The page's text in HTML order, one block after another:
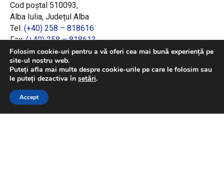
Cod poștal 510093,
Alba Iulia, Județul Alba
Tel: (+40) 258 – 818616
Fax:(+40) 258 – 818613
Email:office@adrcentru.ro
LINK-URI RAPIDE
Consiliul European
Jurnalul Oficial al Uniunii Europene
Folosim cookie-uri pentru a vă oferi cea mai bună experiență pe
site-ul nostru web.
Puteți afla mai multe despre cookie-urile pe care le folosim sau
le puteți dezactiva în setări.
Accept